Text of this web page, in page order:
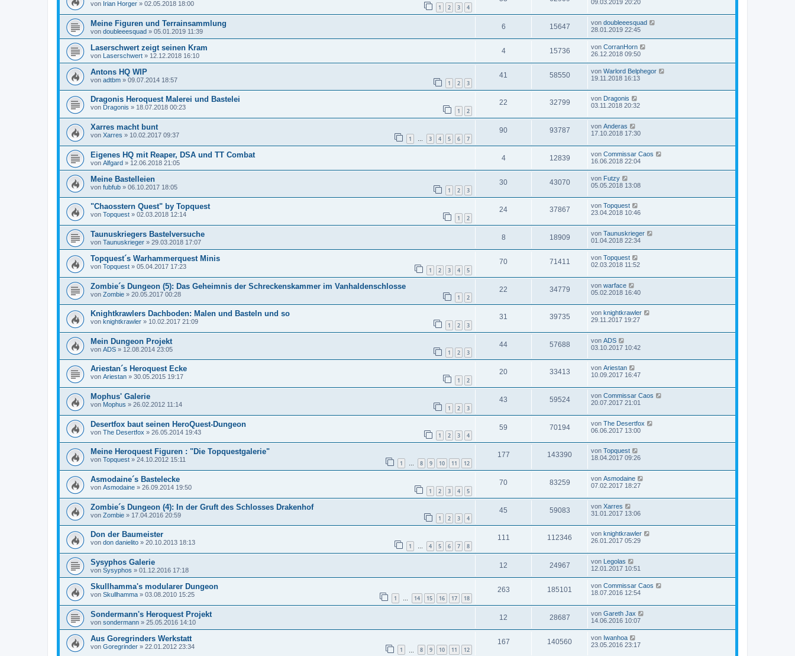
von Irian Horger » 02.05.2018 18:00 1 2 3 4
09.03.2019 20:20
Meine Figuren und Terrainsammlung
von doubleeesquad » 05.01.2019 11:39
6 15647 von doubleeesquad
28.01.2019 22:45
Laserschwert zeigt seinen Kram
von Laserschwert » 12.12.2018 16:10
4 15736 von CorranHorn
26.12.2018 09:50
Antons HQ WIP
von adtbm » 09.07.2014 18:57 1 2 3
41 58550 von Warlord Belphegor
19.11.2018 16:13
Dragonis Heroquest Malerei und Bastelei
von Dragonis » 18.07.2018 00:23 1 2
22 32799 von Dragonis
03.11.2018 20:32
Xarres macht bunt
von Xarres » 10.02.2017 09:37 1 … 3 4 5 6 7
90 93787 von Anderas
17.10.2018 17:30
Eigenes HQ mit Reaper, DSA und TT Combat
von Alfgard » 12.06.2018 21:05
4 12839 von Commissar Caos
16.06.2018 22:04
Meine Bastelleien
von fubfub » 06.10.2017 18:05 1 2 3
30 43070 von Futzy
05.05.2018 13:08
"Chaosstern Quest" by Topquest
von Topquest » 02.03.2018 12:14 1 2
24 37867 von Topquest
23.04.2018 10:46
Taunuskriegers Bastelversuche
von Taunuskrieger » 29.03.2018 17:07
8 18909 von Taunuskrieger
01.04.2018 22:34
Topquest´s Warhammerquest Minis
von Topquest » 05.04.2017 17:23 1 2 3 4 5
70 71411 von Topquest
02.03.2018 11:52
Zombie´s Dungeon (5): Das Geheimnis der Schreckenskammer im Vanhaldenschlosse
von Zombie » 20.05.2017 00:28 1 2
22 34779 von warface
05.02.2018 16:40
Knightkrawlers Dachboden: Malen und Basteln und so
von knightkrawler » 10.02.2017 21:09 1 2 3
31 39735 von knightkrawler
29.11.2017 19:27
Mein Dungeon Projekt
von ADS » 12.08.2014 23:05 1 2 3
44 57688 von ADS
03.10.2017 10:42
Ariestan´s Heroquest Ecke
von Ariestan » 30.05.2015 19:17 1 2
20 33413 von Ariestan
10.09.2017 16:47
Mophus' Galerie
von Mophus » 26.02.2012 11:14 1 2 3
43 59524 von Commissar Caos
20.07.2017 21:01
Desertfox baut seinen HeroQuest-Dungeon
von The Desertfox » 26.05.2014 19:43 1 2 3 4
59 70194 von The Desertfox
06.06.2017 13:00
Meine Heroquest Figuren : "Die Topquestgalerie"
von Topquest » 24.10.2012 15:11 1 … 8 9 10 11 12
177 143390 von Topquest
18.04.2017 09:26
Asmodaine´s Bastelecke
von Asmodaine » 26.09.2014 19:50 1 2 3 4 5
70 83259 von Asmodaine
07.02.2017 18:27
Zombie´s Dungeon (4): In der Gruft des Schlosses Drakenhof
von Zombie » 17.04.2016 20:59 1 2 3 4
45 59083 von Xarres
31.01.2017 13:06
Don der Baumeister
von don danielito » 20.10.2013 18:13 1 … 4 5 6 7 8
111 112346 von knightkrawler
26.01.2017 05:29
Sysyphos Galerie
von Sysyphos » 01.12.2016 17:18
12 24967 von Legolas
12.01.2017 10:51
Skullhamma's modularer Dungeon
von Skullhamma » 03.08.2010 15:25 1 … 14 15 16 17 18
263 185101 von Commissar Caos
18.07.2016 12:54
Sondermann's Heroquest Projekt
von sondermann » 25.05.2016 14:10
12 28687 von Gareth Jax
14.06.2016 10:07
Aus Goregrinders Werkstatt
von Goregrinder » 22.01.2012 23:34 1 8 9 10 11 12
167 140560 von Iwanhoa
23.05.2016 23:17